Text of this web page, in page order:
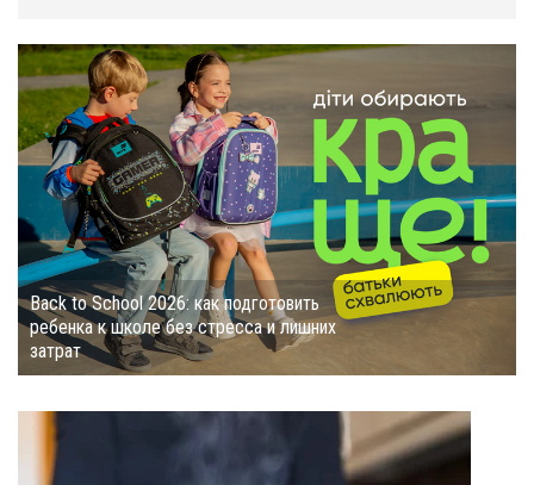
Back to School 2026: как подготовить
ребенка к школе без стресса и лишних
затрат